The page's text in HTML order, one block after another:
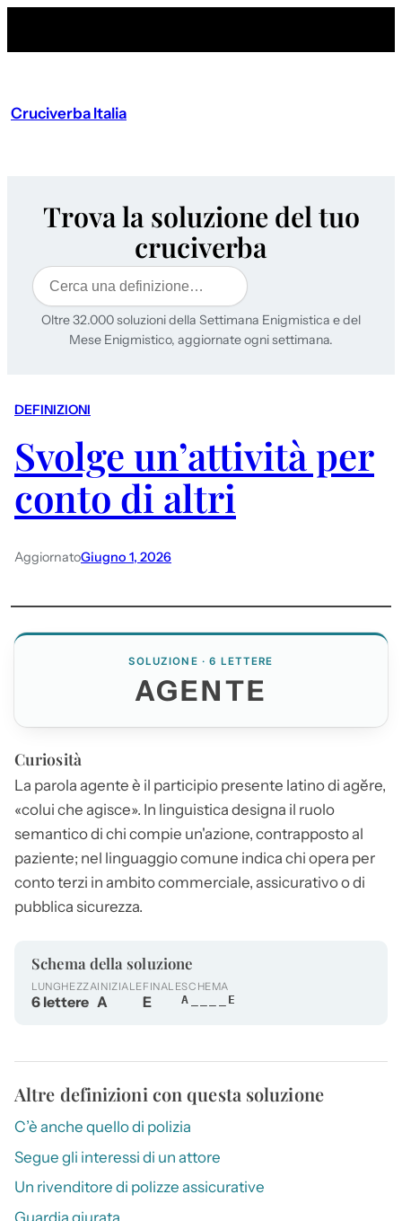
Cruciverba Italia
Trova la soluzione del tuo
cruciverba
Cerca
Oltre 32.000 soluzioni della Settimana Enigmistica e del
Mese Enigmistico, aggiornate ogni settimana.
DEFINIZIONI
Svolge un’attività per
conto di altri
AggiornatoGiugno 1, 2026
SOLUZIONE · 6 LETTERE
AGENTE
Curiosità
La parola agente è il participio presente latino di agĕre,
«colui che agisce». In linguistica designa il ruolo
semantico di chi compie un'azione, contrapposto al
paziente; nel linguaggio comune indica chi opera per
conto terzi in ambito commerciale, assicurativo o di
pubblica sicurezza.
Schema della soluzione
LUNGHEZZA
6 lettere
INIZIALE
A
FINALE
E
SCHEMA
A____E
Altre definizioni con questa soluzione
C’è anche quello di polizia
Segue gli interessi di un attore
Un rivenditore di polizze assicurative
Guardia giurata